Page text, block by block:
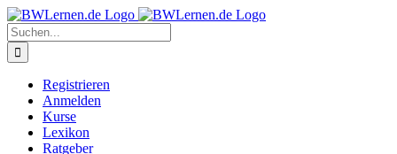
Zum
Inhalt
springen
Suche
nach:
Registrieren
Anmelden
Kurse
Lexikon
Ratgeber